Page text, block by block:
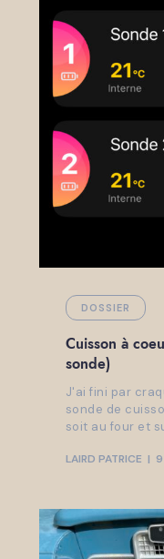
DOSSIER
Cuisson à
sonde)
J'ai fini par
sonde de
soit au four et
LAIRD PATRICE